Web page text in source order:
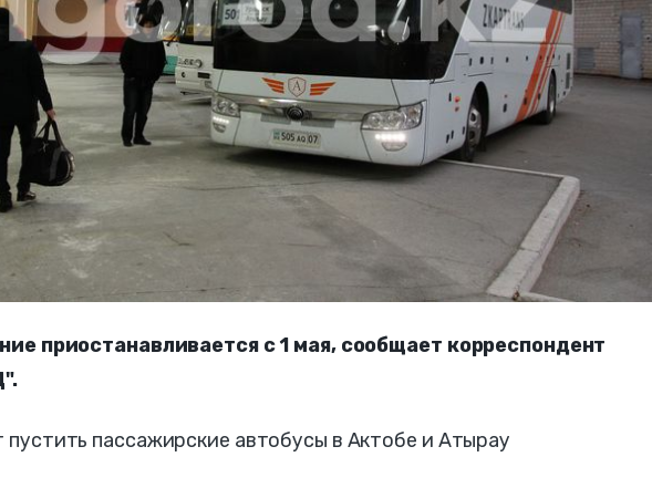
приостанавливается с 1 мая, сообщает корреспондент